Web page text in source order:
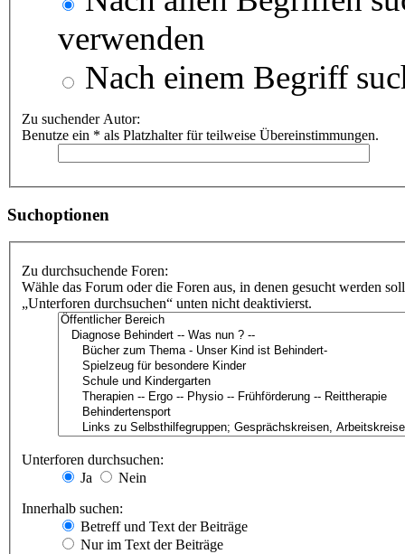
verwenden
Nach einem Begriff
Zu suchender Autor:
Benutze ein * als Platzhalter für teilweise Übereinstimmungen.
Suchoptionen
Zu durchsuchende Foren:
Wähle das Forum oder die Foren aus, in denen gesucht werden
„Unterforen durchsuchen“ unten nicht deaktivierst.
Unterforen durchsuchen:
Ja
Nein
Innerhalb suchen:
Betreff und Text der Beiträge
Nur im Text der Beiträge